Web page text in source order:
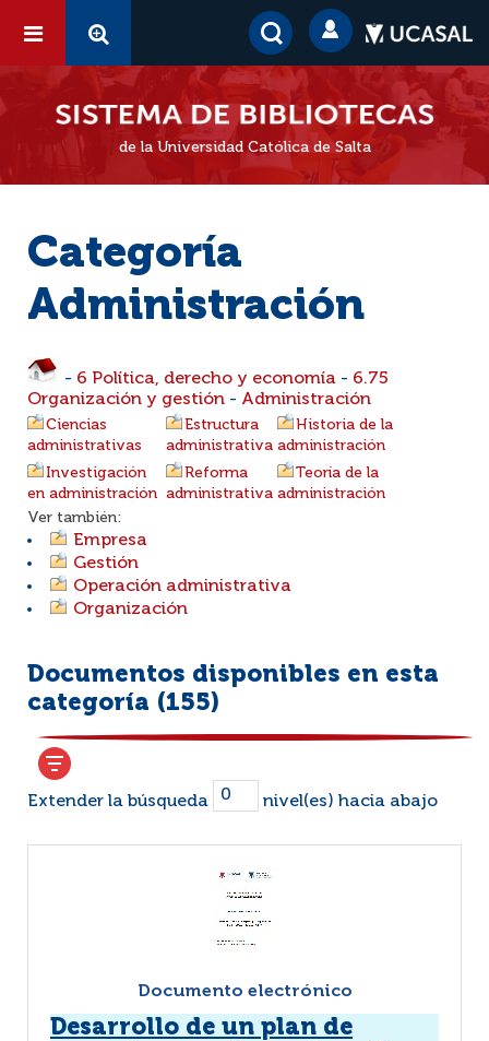
de la Universidad Católica de Salta
Categoría
Administración
- 6 Política, derecho y economía - 6.75
Organización y gestión - Administración
Ciencias
administrativas
Estructura
administrativa
Historia de la
administración
Investigación
en administración
Reforma
administrativa
Teoría de la
administración
Ver también:
Empresa
Gestión
Operación administrativa
Organización
Documentos disponibles en esta
categoría (155)
Extender la búsqueda nivel(es) hacia abajo
Documento electrónico
Desarrollo de un plan de